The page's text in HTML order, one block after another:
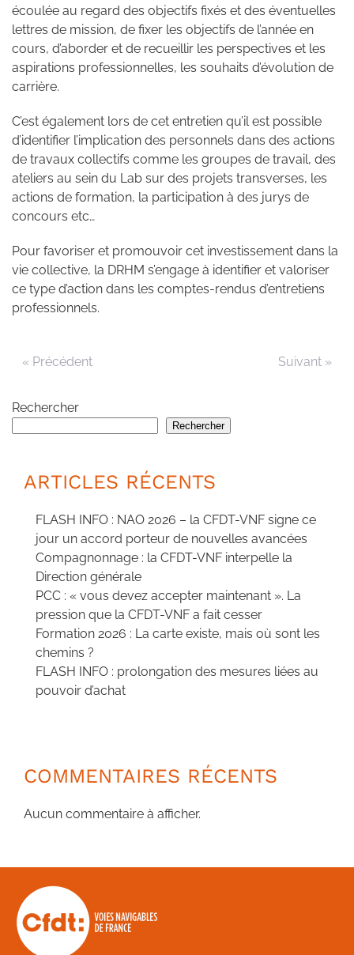
écoulée au regard des objectifs fixés et des éventuelles
lettres de mission, de fixer les objectifs de l’année en
cours, d’aborder et de recueillir les perspectives et les
aspirations professionnelles, les souhaits d’évolution de
carrière.
C’est également lors de cet entretien qu’il est possible
d’identifier l’implication des personnels dans des actions
de travaux collectifs comme les groupes de travail, des
ateliers au sein du Lab sur des projets transverses, les
actions de formation, la participation à des jurys de
concours etc…
Pour favoriser et promouvoir cet investissement dans la
vie collective, la DRHM s’engage à identifier et valoriser
ce type d’action dans les comptes-rendus d’entretiens
professionnels.
« Précédent Suivant »
Rechercher
Rechercher
ARTICLES RÉCENTS
FLASH INFO : NAO 2026 – la CFDT-VNF signe ce
jour un accord porteur de nouvelles avancées
Compagnonnage : la CFDT-VNF interpelle la
Direction générale
PCC : « vous devez accepter maintenant ». La
pression que la CFDT-VNF a fait cesser
Formation 2026 : La carte existe, mais où sont les
chemins ?
FLASH INFO : prolongation des mesures liées au
pouvoir d’achat
COMMENTAIRES RÉCENTS
Aucun commentaire à afficher.